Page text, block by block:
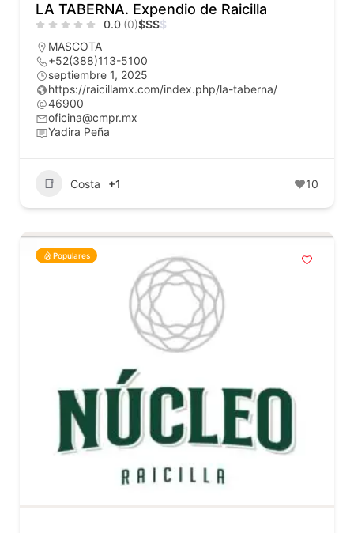
LA TABERNA. Expendio de Raicilla
0.0 (0)$$$$
MASCOTA
+52(388)113-5100
septiembre 1, 2025
https://raicillamx.com/index.php/la-taberna/
46900
oficina@cmpr.mx
Yadira Peña
Costa +1 10
Populares